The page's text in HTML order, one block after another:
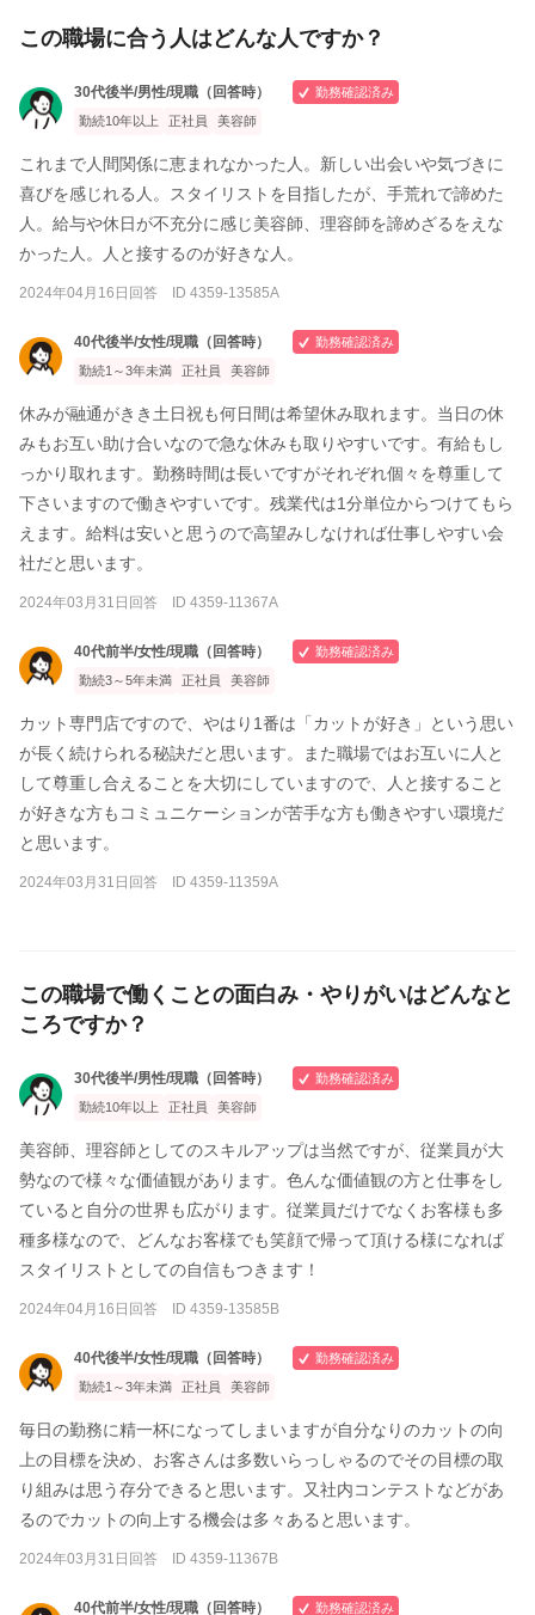
この職場に合う人はどんな人ですか？
30代後半/男性/現職（回答時）
勤務確認済み
勤続10年以上
正社員 美容師
これまで人間関係に恵まれなかった人。新しい出会いや気づきに
喜びを感じれる人。スタイリストを目指したが、手荒れで諦めた
人。給与や休日が不充分に感じ美容師、理容師を諦めざるをえな
かった人。人と接するのが好きな人。
2024年04月16日回答 ID 4359-13585A
40代後半/女性/現職（回答時）
勤務確認済み
勤続1～3年未満
正社員 美容師
休みが融通がきき土日祝も何日間は希望休み取れます。当日の休
みもお互い助け合いなので急な休みも取りやすいです。有給もし
っかり取れます。勤務時間は長いですがそれぞれ個々を尊重して
下さいますので働きやすいです。残業代は1分単位からつけてもら
えます。給料は安いと思うので高望みしなければ仕事しやすい会
社だと思います。
2024年03月31日回答 ID 4359-11367A
40代前半/女性/現職（回答時）
勤務確認済み
勤続3～5年未満
正社員 美容師
カット専門店ですので、やはり1番は「カットが好き」という思い
が長く続けられる秘訣だと思います。また職場ではお互いに人と
して尊重し合えることを大切にしていますので、人と接すること
が好きな方もコミュニケーションが苦手な方も働きやすい環境だ
と思います。
2024年03月31日回答 ID 4359-11359A
この職場で働くことの面白み・やりがいはどんなと
ころですか？
30代後半/男性/現職（回答時）
勤務確認済み
勤続10年以上
正社員 美容師
美容師、理容師としてのスキルアップは当然ですが、従業員が大
勢なので様々な価値観があります。色んな価値観の方と仕事をし
ていると自分の世界も広がります。従業員だけでなくお客様も多
種多様なので、どんなお客様でも笑顔で帰って頂ける様になれば
スタイリストとしての自信もつきます！
2024年04月16日回答 ID 4359-13585B
40代後半/女性/現職（回答時）
勤務確認済み
勤続1～3年未満
正社員 美容師
毎日の勤務に精一杯になってしまいますが自分なりのカットの向
上の目標を決め、お客さんは多数いらっしゃるのでその目標の取
り組みは思う存分できると思います。又社内コンテストなどがあ
るのでカットの向上する機会は多々あると思います。
2024年03月31日回答 ID 4359-11367B
40代前半/女性/現職（回答時） 勤務確認済み